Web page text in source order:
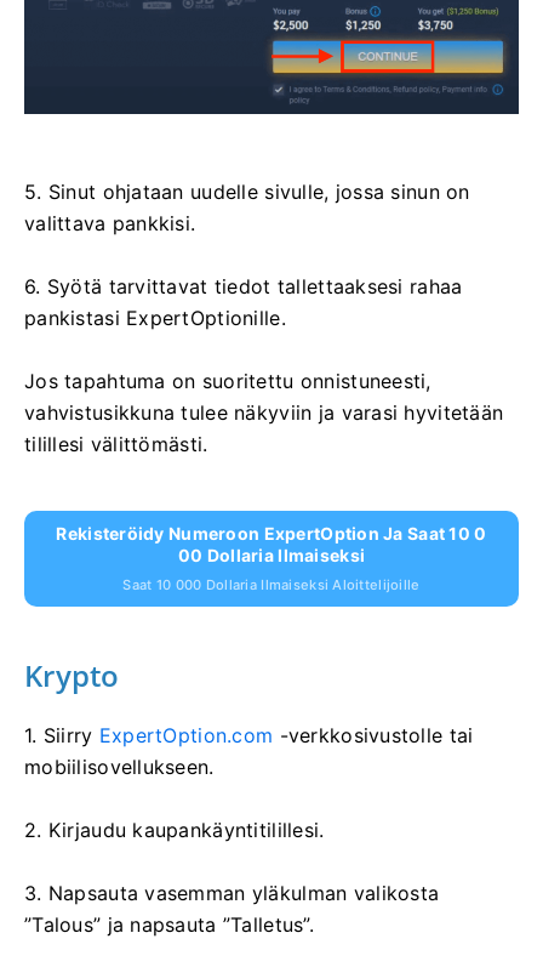
5. Sinut ohjataan uudelle sivulle, jossa sinun on
valittava pankkisi.
6. Syötä tarvittavat tiedot tallettaaksesi rahaa
pankistasi ExpertOptionille.
Jos tapahtuma on suoritettu onnistuneesti,
vahvistusikkuna tulee näkyviin ja varasi hyvitetään
tilillesi välittömästi.
Rekisteröidy Numeroon ExpertOption Ja Saat 10 0
00 Dollaria Ilmaiseksi
Saat 10 000 Dollaria Ilmaiseksi Aloittelijoille
Krypto
1. Siirry ExpertOption.com -verkkosivustolle tai
mobiilisovellukseen.
2. Kirjaudu kaupankäyntitilillesi.
3. Napsauta vasemman yläkulman valikosta
”Talous” ja napsauta ”Talletus”.